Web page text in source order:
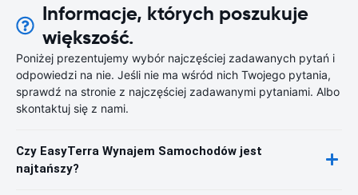
Informacje, których poszukuje
większość.
Poniżej prezentujemy wybór najczęściej zadawanych pytań i
odpowiedzi na nie. Jeśli nie ma wśród nich Twojego pytania,
sprawdź na stronie z najczęściej zadawanymi pytaniami. Albo
skontaktuj się z nami.
Czy EasyTerra Wynajem Samochodów jest
najtańszy?